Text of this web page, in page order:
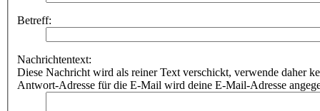
Betreff:
Nachrichtentext:
Diese Nachricht wird als reiner Text verschickt, verwende daher
Antwort-Adresse für die E-Mail wird deine E-Mail-Adresse